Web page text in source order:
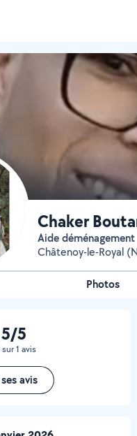
Chaker
Aide déménagement
Châtenoy-le-Royal
Photos
5/5
sur 1 avis
avis